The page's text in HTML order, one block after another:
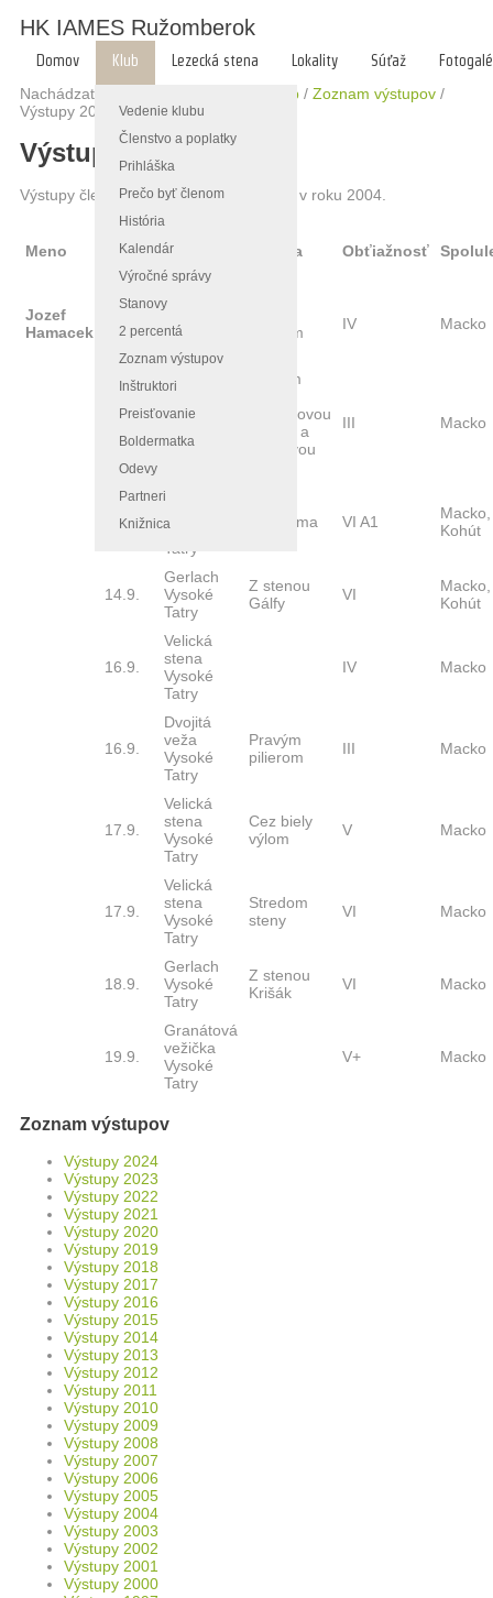
HK IAMES Ružomberok
Domov Klub
Vedenie klubu
Členstvo a poplatky
Prihláška
Prečo byť členom
História
Kalendár
Výročné správy
Stanovy
2 percentá
Zoznam výstupov
Inštruktori
Preisťovanie
Boldermatka
Odevy
Partneri
Knižnica
Lezecká stena Lokality Súťaž
Nachádzate sa tu:
Klub / Zoznam výstupov /
Výstupy 2004
Výstupy 2004
Výstupy členov HK IAMES Ružomberok v roku 2004.
Meno Dátum Miesto
cesty a
Obťiažnosť
Jozef
Hamacek
19.3.
Lavínový
štít
Vysoké
Tatry
pilierom
IV Macko
20.3.
Granátová
lávka
Tatry
Žlabom
Granátovou
stenou a
Opálovou
III Macko
13.9.
Granátová
Vysoké
Tatry
Diretisima VI A1
Macko,
Kohút
14.9.
Gerlach
Vysoké
Tatry
Z stenou
Gálfy
VI
Macko,
Kohút
16.9.
Velická
stena
Vysoké
Tatry
IV Macko
16.9.
Dvojitá
veža
Vysoké
Tatry
Pravým
pilierom
III Macko
17.9.
Velická
stena
Vysoké
Tatry
Cez biely
výlom
V Macko
17.9.
Velická
stena
Vysoké
Tatry
Stredom
steny
VI Macko
18.9.
Gerlach
Vysoké
Tatry
Z stenou
Krišák
VI Macko
19.9.
Granátová
vežička
Vysoké
Tatry
V+ Macko
Zoznam výstupov
Výstupy 2024
Výstupy 2023
Výstupy 2022
Výstupy 2021
Výstupy 2020
Výstupy 2019
Výstupy 2018
Výstupy 2017
Výstupy 2016
Výstupy 2015
Výstupy 2014
Výstupy 2013
Výstupy 2012
Výstupy 2011
Výstupy 2010
Výstupy 2009
Výstupy 2008
Výstupy 2007
Výstupy 2006
Výstupy 2005
Výstupy 2004
Výstupy 2003
Výstupy 2002
Výstupy 2001
Výstupy 2000